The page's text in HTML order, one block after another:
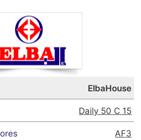
ElbaHouse
Daily 50 C 15
AF3